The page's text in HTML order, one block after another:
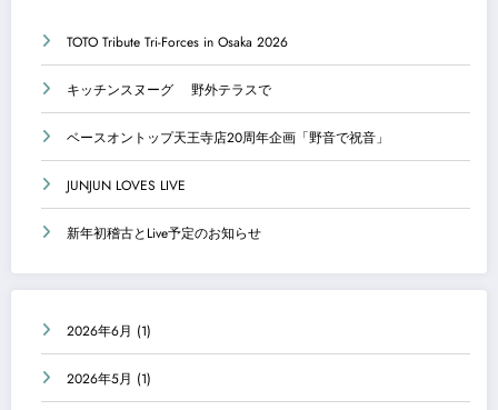
TOTO Tribute Tri-Forces in Osaka 2026
キッチンスヌーグ 野外テラスで
ベースオントップ天王寺店20周年企画「野音で祝音」
JUNJUN LOVES LIVE
新年初稽古とLive予定のお知らせ
2026年6月 (1)
2026年5月 (1)